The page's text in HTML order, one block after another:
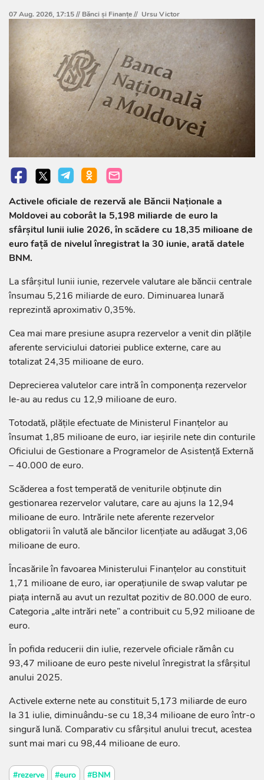
07 Aug. 2026, 17:15 // Bănci şi Finanţe// Ursu Victor
Activele oficiale de rezervă ale Băncii Naționale a
Moldovei au coborât la 5,198 miliarde de euro la
sfârșitul lunii iulie 2026, în scădere cu 18,35 milioane de
euro față de nivelul înregistrat la 30 iunie, arată datele
BNM.
La sfârșitul lunii iunie, rezervele valutare ale băncii centrale
însumau 5,216 miliarde de euro. Diminuarea lunară
reprezintă aproximativ 0,35%.
Cea mai mare presiune asupra rezervelor a venit din plățile
aferente serviciului datoriei publice externe, care au
totalizat 24,35 milioane de euro.
Deprecierea valutelor care intră în componența rezervelor
le-au au redus cu 12,9 milioane de euro.
Totodată, plățile efectuate de Ministerul Finanțelor au
însumat 1,85 milioane de euro, iar ieșirile nete din conturile
Oficiului de Gestionare a Programelor de Asistență Externă
– 40.000 de euro.
Scăderea a fost temperată de veniturile obținute din
gestionarea rezervelor valutare, care au ajuns la 12,94
milioane de euro. Intrările nete aferente rezervelor
obligatorii în valută ale băncilor licențiate au adăugat 3,06
milioane de euro.
Încasările în favoarea Ministerului Finanțelor au constituit
1,71 milioane de euro, iar operațiunile de swap valutar pe
piața internă au avut un rezultat pozitiv de 80.000 de euro.
Categoria „alte intrări nete” a contribuit cu 5,92 milioane de
euro.
În pofida reducerii din iulie, rezervele oficiale rămân cu
93,47 milioane de euro peste nivelul înregistrat la sfârșitul
anului 2025.
Activele externe nete au constituit 5,173 miliarde de euro
la 31 iulie, diminuându-se cu 18,34 milioane de euro într-o
singură lună. Comparativ cu sfârșitul anului trecut, acestea
sunt mai mari cu 98,44 milioane de euro.
#rezerve #euro #BNM